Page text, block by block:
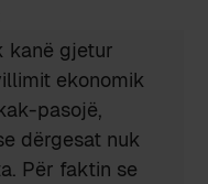
kanë gjetur
ekonomik
pasojë,
dërgesat nuk
Për faktin se